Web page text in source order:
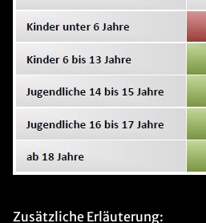
Zusätzliche Erläuterung: